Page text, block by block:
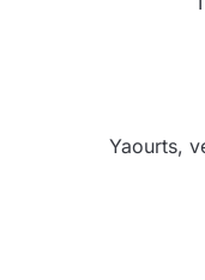
Yaourts,